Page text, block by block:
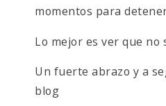
momentos para
Lo mejor es ver que no
Un fuerte abrazo y a
blog